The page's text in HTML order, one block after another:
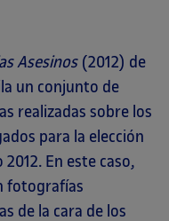
Asesinos(2012) de
un conjunto de
realizadas sobre los
para la elección
En este caso,
fotografías
de la cara de los